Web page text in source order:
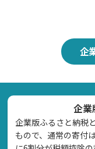
企
企業
企業版ふるさと納税
もので、通常の寄付